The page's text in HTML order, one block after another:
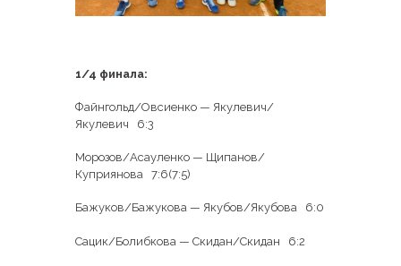
1/4 финала:
Файнгольд/Овсиенко — Якулевич/
Якулевич 6:3
Морозов/Асауленко — Щипанов/
Куприянова 7:6(7:5)
Бажуков/Бажукова — Якубов/Якубова 6:0
Сацик/Болибкова — Скидан/Скидан 6:2